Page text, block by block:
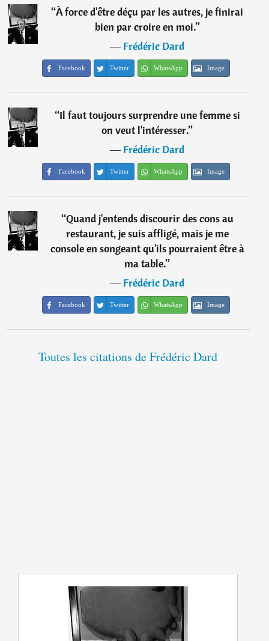
“À force d'être déçu par les autres, je finirai
bien par croire en moi.”
―Frédéric Dard
Facebook Twitter WhatsApp Image
“Il faut toujours surprendre une femme si
on veut l'intéresser.”
―Frédéric Dard
Facebook Twitter WhatsApp Image
“Quand j'entends discourir des cons au
restaurant, je suis affligé, mais je me
console en songeant qu'ils pourraient être à
ma table.”
―Frédéric Dard
Facebook Twitter WhatsApp Image
Toutes les citations de Frédéric Dard